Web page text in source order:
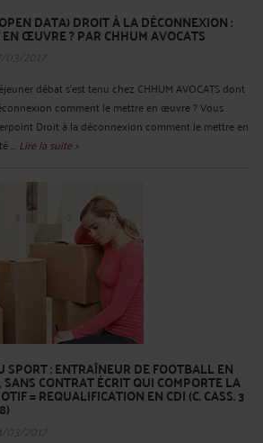
DATA) DROIT À LA DÉCONNEXION :
ŒUVRE ? PAR CHHUM AVOCATS
2017
débat s’est tenu chez CHHUM AVOCATS dont
comment le mettre en œuvre ? Vous
Droit à la déconnexion comment le mettre en
... Lire la suite >
: ENTRAÎNEUR DE FOOTBALL EN
CONTRAT ÉCRIT QUI COMPORTE LA
= REQUALIFICATION EN CDI (C. CASS. 3
2017